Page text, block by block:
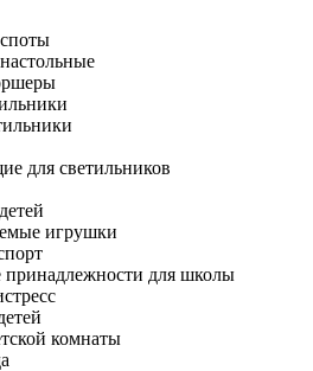
для светильников
игрушки
принадлежности для школы
комнаты